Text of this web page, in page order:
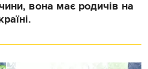
вона має родичів на